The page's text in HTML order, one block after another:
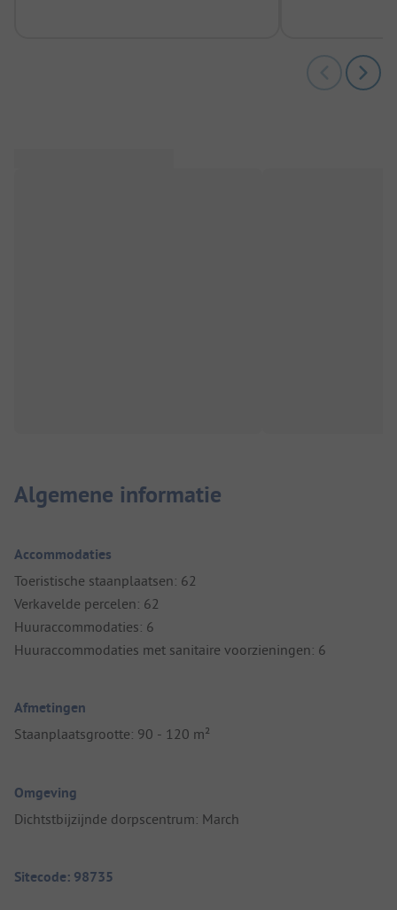
Algemene informatie
Accommodaties
Toeristische staanplaatsen: 62
Verkavelde percelen: 62
Huuraccommodaties: 6
Huuraccommodaties met sanitaire voorzieningen: 6
Afmetingen
Staanplaatsgrootte: 90 - 120 m²
Omgeving
Dichtstbijzijnde dorpscentrum: March
Sitecode: 98735